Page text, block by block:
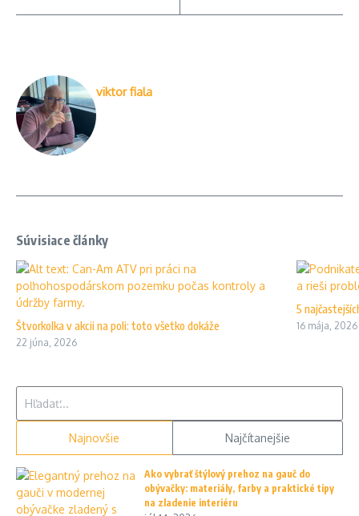
viktor fiala
Súvisiace články
Štvorkolka v akcii na poli: toto všetko dokáže
22 júna, 2026
5
16 mája, 2026
Najnovšie Najčítanejšie
Ako vybrať štýlový prehoz na gauč do
obývačky: materiály, farby a praktické tipy
na zladenie interiéru